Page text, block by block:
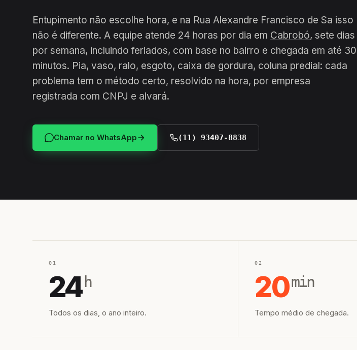
Entupimento não escolhe hora, e na Rua Alexandre Francisco de Sa isso
não é diferente. A equipe atende 24 horas por dia em Cabrobó, sete dias
por semana, incluindo feriados, com base no bairro e chegada em até 30
minutos. Pia, vaso, ralo, esgoto, caixa de gordura, coluna predial: cada
problema tem o método certo, resolvido na hora, por empresa
registrada com CNPJ e alvará.
Chamar no WhatsApp (11) 93407-8838
01
24 h
Todos os dias, o ano inteiro.
02
20min
Tempo médio de chegada.